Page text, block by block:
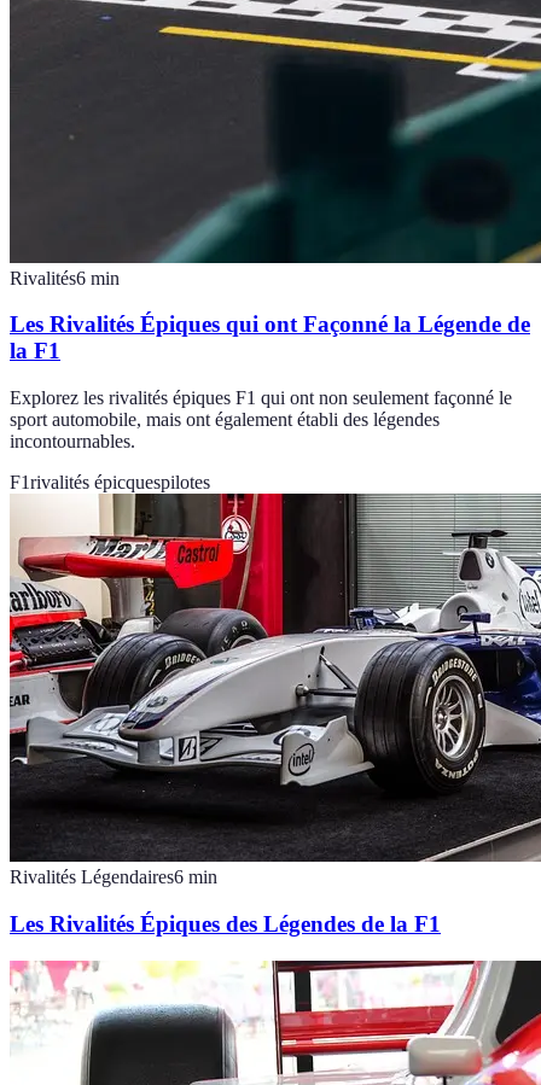
Rivalités6 min
Les Rivalités Épiques qui ont Façonné la Légende de
la F1
Explorez les rivalités épiques F1 qui ont non seulement façonné le
sport automobile, mais ont également établi des légendes
incontournables.
F1rivalités épicquespilotes
Rivalités Légendaires6 min
Les Rivalités Épiques des Légendes de la F1